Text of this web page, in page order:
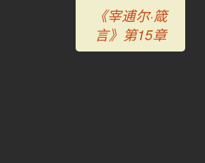
《宰逋尔·箴
言》第15章